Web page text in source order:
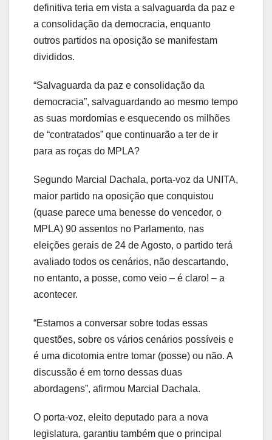
definitiva teria em vista a salvaguarda da paz e
a consolidação da democracia, enquanto
outros partidos na oposição se manifestam
divididos.
“Salvaguarda da paz e consolidação da
democracia”, salvaguardando ao mesmo tempo
as suas mordomias e esquecendo os milhões
de “contratados” que continuarão a ter de ir
para as roças do MPLA?
Segundo Marcial Dachala, porta-voz da UNITA,
maior partido na oposição que conquistou
(quase parece uma benesse do vencedor, o
MPLA) 90 assentos no Parlamento, nas
eleições gerais de 24 de Agosto, o partido terá
avaliado todos os cenários, não descartando,
no entanto, a posse, como veio – é claro! – a
acontecer.
“Estamos a conversar sobre todas essas
questões, sobre os vários cenários possíveis e
é uma dicotomia entre tomar (posse) ou não. A
discussão é em torno dessas duas
abordagens”, afirmou Marcial Dachala.
O porta-voz, eleito deputado para a nova
legislatura, garantiu também que o principal